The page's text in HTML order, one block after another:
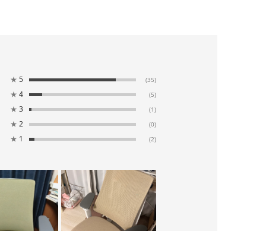
★ 5 (35)
★ 4 (5)
★ 3 (1)
★ 2 (0)
★ 1 (2)